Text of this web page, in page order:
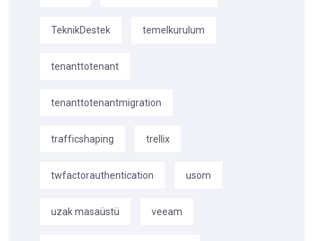
TeknikDestek temelkurulum
tenanttotenant
tenanttotenantmigration
trafficshaping trellix
twfactorauthentication usom
uzak masaüstü veeam